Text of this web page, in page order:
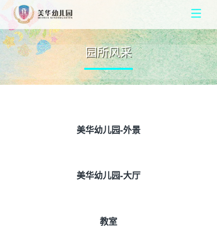
园所风采
美华幼儿园-外景
美华幼儿园-大厅
教室